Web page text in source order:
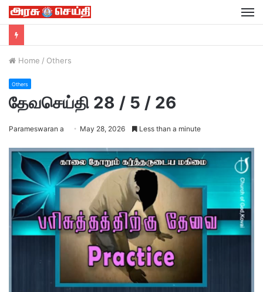
Home / Others
Others
தேவசெய்தி 28 / 5 / 26
Parameswaran a May 28, 2026 Less than a minute